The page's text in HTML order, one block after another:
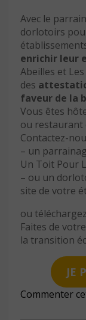
Avec le
dorlotoirs
enrichir leur
Abeilles et
des
faveur de la
Vous êtes
ou restaurant
Contactez-
– un
Un Toit Pour
– ou un
site de votre
ou
Faites de
la transition
JE
Commenter